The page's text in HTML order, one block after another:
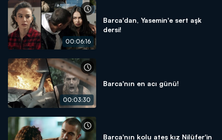
00:06:16
Barca'dan, Yasemin'e sert aşk
dersi!
00:03:30
Barca'nın en acı günü!
Barca'nın kolu ateş kız Nilüfer'in